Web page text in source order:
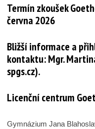
Termín zkoušek
června 2026
Bližší informace a
kontaktu:Mgr.
spgs.cz).
Licenční centrum
Gymnázium Jana